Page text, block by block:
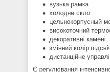
вузька рамка
холодне скло
цельнокорпусный
високоточний
декоративні камені
змінний колір
дистанційне
Є регулювання